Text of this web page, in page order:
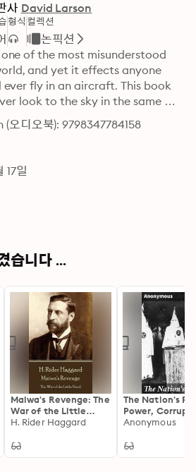
사 David Larson
형식 컬렉션
논픽션
of the most misunderstood
and yet it effects anyone
fly in an aircraft. This book
look to the sky in the same
디오북): 9798347784158
17일
습니다 ...
Maiwa's Revenge: The
War of the Little
Hand
H. Rider Haggard
The Nation's
Power,
and Betrayal in
Anonymous